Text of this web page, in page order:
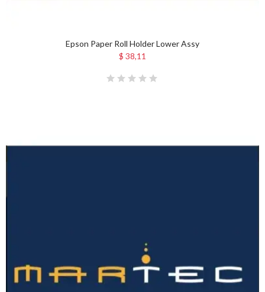
Epson Paper Roll Holder Lower Assy
$ 38,11